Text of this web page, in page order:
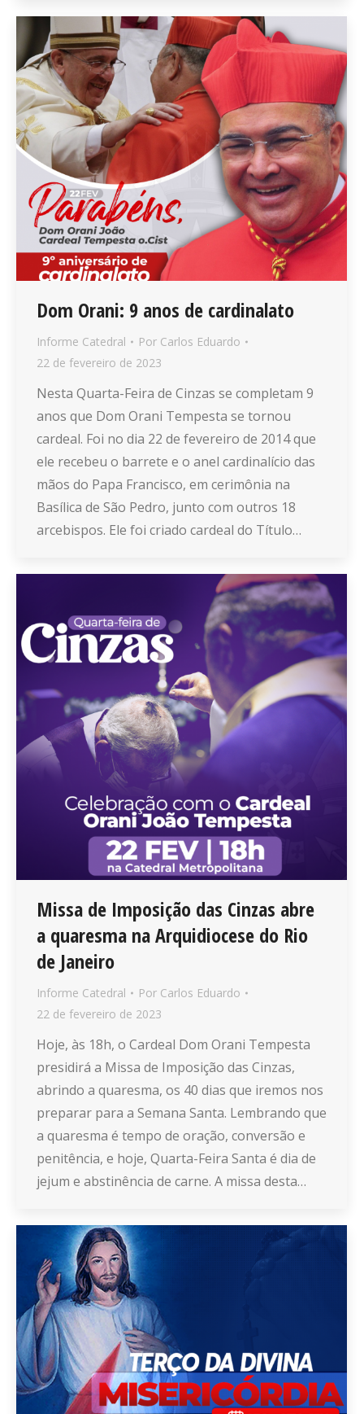
Dom Orani: 9 anos de cardinalato
Informe Catedral Por Carlos Eduardo
22 de fevereiro de 2023
Nesta Quarta-Feira de Cinzas se completam 9
anos que Dom Orani Tempesta se tornou
cardeal. Foi no dia 22 de fevereiro de 2014 que
ele recebeu o barrete e o anel cardinalício das
mãos do Papa Francisco, em cerimônia na
Basílica de São Pedro, junto com outros 18
arcebispos. Ele foi criado cardeal do Título…
Missa de Imposição das Cinzas abre
a quaresma na Arquidiocese do Rio
de Janeiro
Informe Catedral Por Carlos Eduardo
22 de fevereiro de 2023
Hoje, às 18h, o Cardeal Dom Orani Tempesta
presidirá a Missa de Imposição das Cinzas,
abrindo a quaresma, os 40 dias que iremos nos
preparar para a Semana Santa. Lembrando que
a quaresma é tempo de oração, conversão e
penitência, e hoje, Quarta-Feira Santa é dia de
jejum e abstinência de carne. A missa desta…